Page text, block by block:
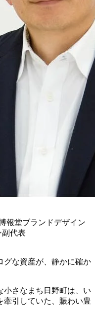
報堂ブランドデザイン
代表
グな資産が、静かに確か
小さなまち日野町は、い
牽引していた、賑わい豊